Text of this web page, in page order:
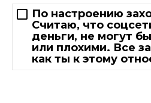
По настроению
Считаю, что
деньги, не могут
или плохими. Все
как ты к этому